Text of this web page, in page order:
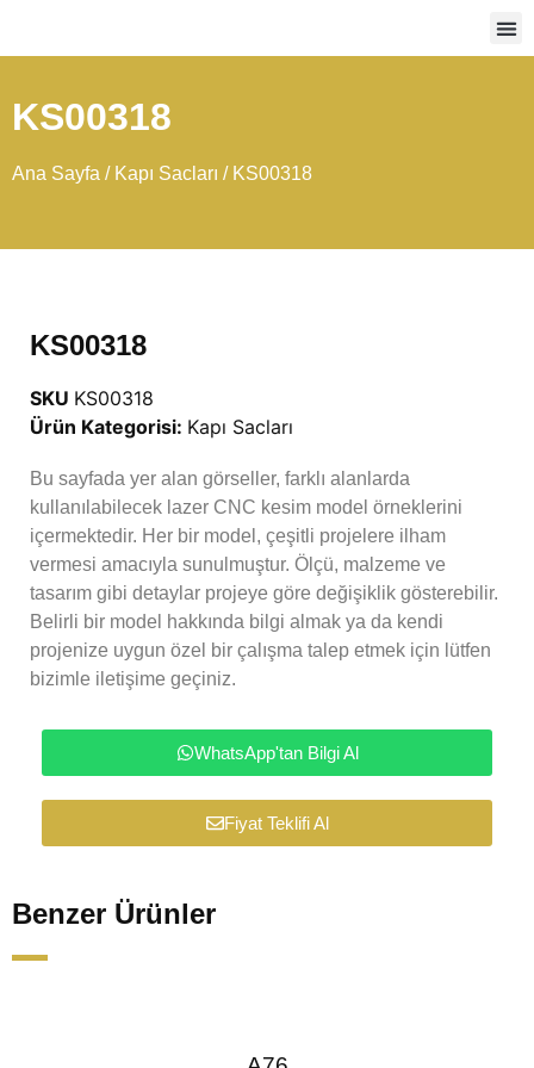
KS00318
Ana Sayfa / Kapı Sacları / KS00318
KS00318
SKU KS00318
Ürün Kategorisi: Kapı Sacları
Bu sayfada yer alan görseller, farklı alanlarda
kullanılabilecek lazer CNC kesim model örneklerini
içermektedir. Her bir model, çeşitli projelere ilham
vermesi amacıyla sunulmuştur. Ölçü, malzeme ve
tasarım gibi detaylar projeye göre değişiklik gösterebilir.
Belirli bir model hakkında bilgi almak ya da kendi
projenize uygun özel bir çalışma talep etmek için lütfen
bizimle iletişime geçiniz.
WhatsApp'tan Bilgi Al
Fiyat Teklifi Al
Benzer Ürünler